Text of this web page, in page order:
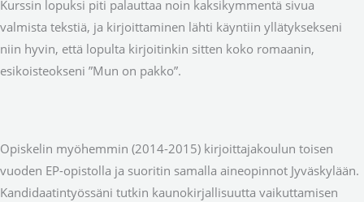
Kurssin lopuksi piti palauttaa noin kaksikymmentä sivua
valmista tekstiä, ja kirjoittaminen lähti käyntiin yllätyksekseni
niin hyvin, että lopulta kirjoitinkin sitten koko romaanin,
esikoisteokseni ”Mun on pakko”.
Opiskelin myöhemmin (2014-2015) kirjoittajakoulun toisen
vuoden EP-opistolla ja suoritin samalla aineopinnot Jyväskylään.
Kandidaatintyössäni tutkin kaunokirjallisuutta vaikuttamisen